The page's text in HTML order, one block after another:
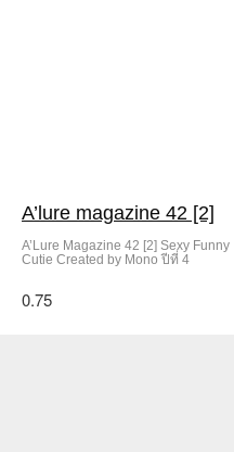
A’lure magazine 42 [2]
A’Lure Magazine 42 [2] Sexy Funny
Cutie Created by Mono ปีที่ 4